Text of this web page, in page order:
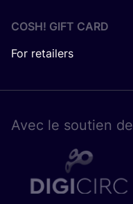
COSH! GIFT CARD
For retailers
Avec le sou­tien de